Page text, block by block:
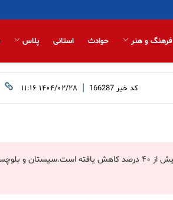
فرهنگ و هنر حوادث استانی پلاس
کد خبر 166287
| ۱۴۰۴/۰۲/۲۸ ۱۱:۱۶
مطابق آمار سازمان هواشناسی از ابتدای سال آبی جاری تا ۲۶ اردیبهشت، بارش‌ها در کشور بیش از ۴۰ درصد کاهش یافته